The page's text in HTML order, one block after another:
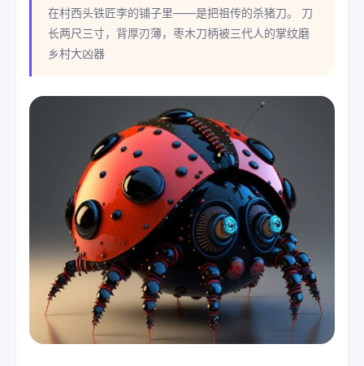
在村西头铁匠李的铺子里——是把祖传的杀猪刀。 刀
长两尺三寸，背厚刃薄，枣木刀柄被三代人的掌纹磨
乡村大凶器